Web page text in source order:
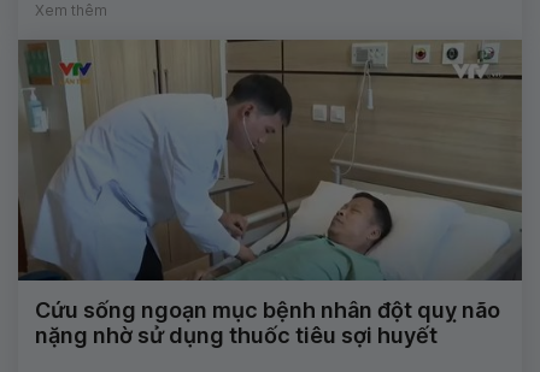
Xem thêm
Cứu sống ngoạn mục bệnh nhân đột quỵ não
nặng nhờ sử dụng thuốc tiêu sợi huyết